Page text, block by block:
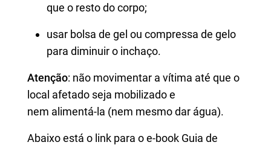
que o resto do corpo;
usar bolsa de gel ou compressa de gelo
para diminuir o inchaço.
Atenção: não movimentar a vítima até que o
local afetado seja mobilizado e
nem alimentá-la (nem mesmo dar água).
Abaixo está o link para o e-book Guia de